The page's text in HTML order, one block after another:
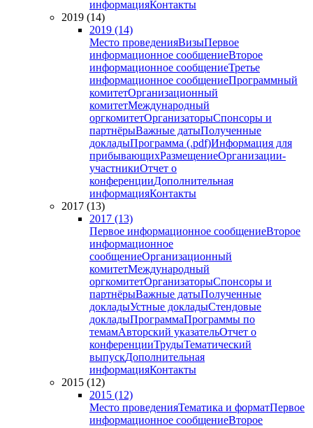
информацияКонтакты
2019 (14)
2019 (14)
Место проведенияВизыПервое
информационное сообщениеВторое
информационное сообщениеТретье
информационное сообщениеПрограммный
комитетОрганизационный
комитетМеждународный
оргкомитетОрганизаторыСпонсоры и
партнёрыВажные датыПолученные
докладыПрограмма (.pdf)Информация для
прибывающихРазмещениеОрганизации-
участникиОтчет о
конференцииДополнительная
информацияКонтакты
2017 (13)
2017 (13)
Первое информационное сообщениеВторое
информационное
сообщениеОрганизационный
комитетМеждународный
оргкомитетОрганизаторыСпонсоры и
партнёрыВажные датыПолученные
докладыУстные докладыСтендовые
докладыПрограммаПрограммы по
темамАвторский указательОтчет о
конференцииТрудыТематический
выпускДополнительная
информацияКонтакты
2015 (12)
2015 (12)
Место проведенияТематика и форматПервое
информационное сообщениеВторое